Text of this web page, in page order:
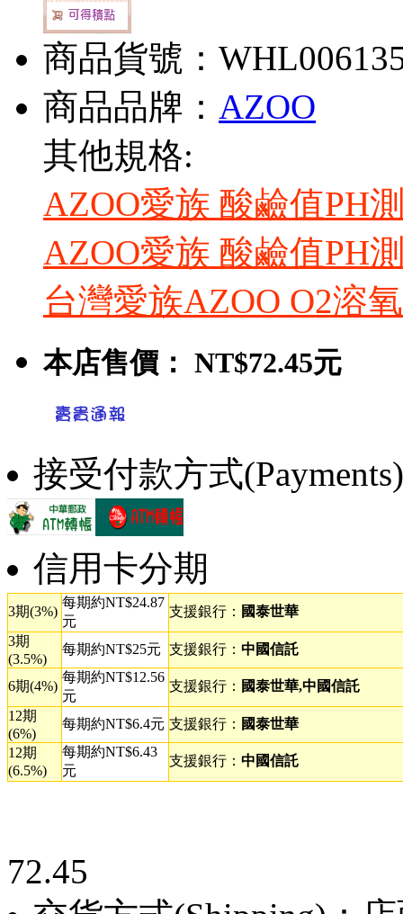
商品貨號：
商品品牌： AZOO
其他規格:
AZOO愛族 酸鹼值PH
AZOO愛族 酸鹼值PH
台灣愛族AZOO O2溶
本店售價： NT$72.45元
接受付款方式
信用卡分期
3期(3%)
每期約NT$24.87
元
支援銀行： 國泰世華
3期
(3.5%)
每期約NT$25元 支援銀行： 中國信託
6期(4%)
每期約NT$12.56
元
支援銀行： 國泰世華,中國信託
12期
(6%)
每期約NT$6.4元 支援銀行： 國泰世華
12期
(6.5%)
每期約NT$6.43
元
支援銀行： 中國信託
72.45